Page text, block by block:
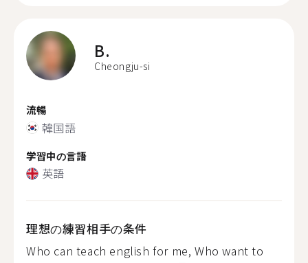
B.
Cheongju-si
流暢
韓国語
学習中の言語
英語
理想の練習相手の条件
Who can teach english for me, Who want to